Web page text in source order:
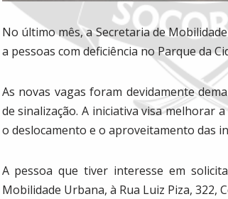
No último mês, a Secretaria de
a pessoas com deficiência no Parque da
As novas vagas foram devidamente
de sinalização. A iniciativa visa melhorar
o deslocamento e o aproveitamento das
A pessoa que tiver interesse em
Mobilidade Urbana, à Rua Luiz Piza, 322,